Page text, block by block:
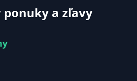
ponuky a zľavy